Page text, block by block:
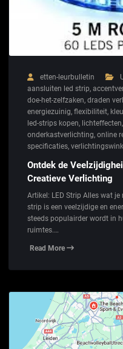
etten-leurbulletin
aansluiten led strip,
doe-het-zelfzaken, draden
energiezuinig, flexibiliteit,
led-strips kopen, lichteffecten,
onderkastverlichting, online
specificaties,
Ontdek de
Creatieve Verlichting
Artikel: LED Strip Alles wat je
strip is een veelzijdige en
steeds populairder wordt in
ruimtes.…
Read More